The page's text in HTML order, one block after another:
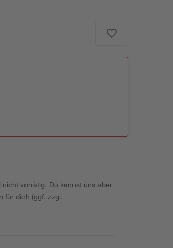
vorrätig. Du kannst uns aber
für dich (ggf. zzgl.